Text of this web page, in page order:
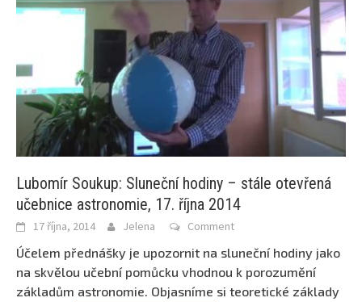
Lubomír Soukup: Sluneční hodiny – stále otevřená
učebnice astronomie, 17. října 2014
17 října, 2014 Jelena Comment
Účelem přednášky je upozornit na sluneční hodiny jako
na skvělou učební pomůcku vhodnou k porozumění
základům astronomie. Objasníme si teoretické základy